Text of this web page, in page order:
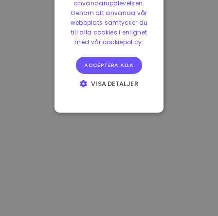
användarupplevelsen.
Genom att använda vår
webbplats samtycker du
till alla cookies i enlighet
med vår cookiepolicy.
ACCEPTERA ALLA
VISA DETALJER